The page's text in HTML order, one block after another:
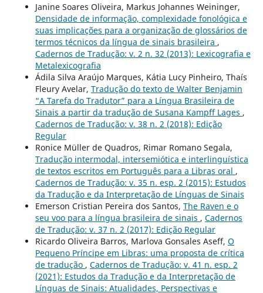
Janine Soares Oliveira, Markus Johannes Weininger,
Densidade de informação, complexidade fonológica e
suas implicações para a organização de glossários de
termos técnicos da língua de sinais brasileira ,
Cadernos de Tradução: v. 2 n. 32 (2013): Lexicografia e
Metalexicografia
Ádila Silva Araújo Marques, Kátia Lucy Pinheiro, Thaís
Fleury Avelar, Tradução do texto de Walter Benjamin
“A Tarefa do Tradutor” para a Língua Brasileira de
Sinais a partir da tradução de Susana Kampff Lages ,
Cadernos de Tradução: v. 38 n. 2 (2018): Edição
Regular
Ronice Müller de Quadros, Rimar Romano Segala,
Tradução intermodal, intersemiótica e interlinguística
de textos escritos em Português para a Libras oral ,
Cadernos de Tradução: v. 35 n. esp. 2 (2015): Estudos
da Tradução e da Interpretação de Línguas de Sinais
Emerson Cristian Pereira dos Santos, The Raven e o
seu voo para a língua brasileira de sinais , Cadernos
de Tradução: v. 37 n. 2 (2017): Edição Regular
Ricardo Oliveira Barros, Marlova Gonsales Aseff, O
Pequeno Príncipe em Libras: uma proposta de crítica
de tradução , Cadernos de Tradução: v. 41 n. esp. 2
(2021): Estudos da Tradução e da Interpretação de
Línguas de Sinais: Atualidades, Perspectivas e